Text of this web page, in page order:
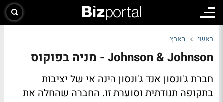
ראשי בארץ
Johnson & Johnson - מניה בפוקוס
חברת ג'ונסון אנד ג'ונסון הינה אי של יציבות
בתקופה תנודתית וסוערת זו. החברה שהחלה את